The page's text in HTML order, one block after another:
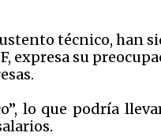
técnico, han
expresa su
lo que podría